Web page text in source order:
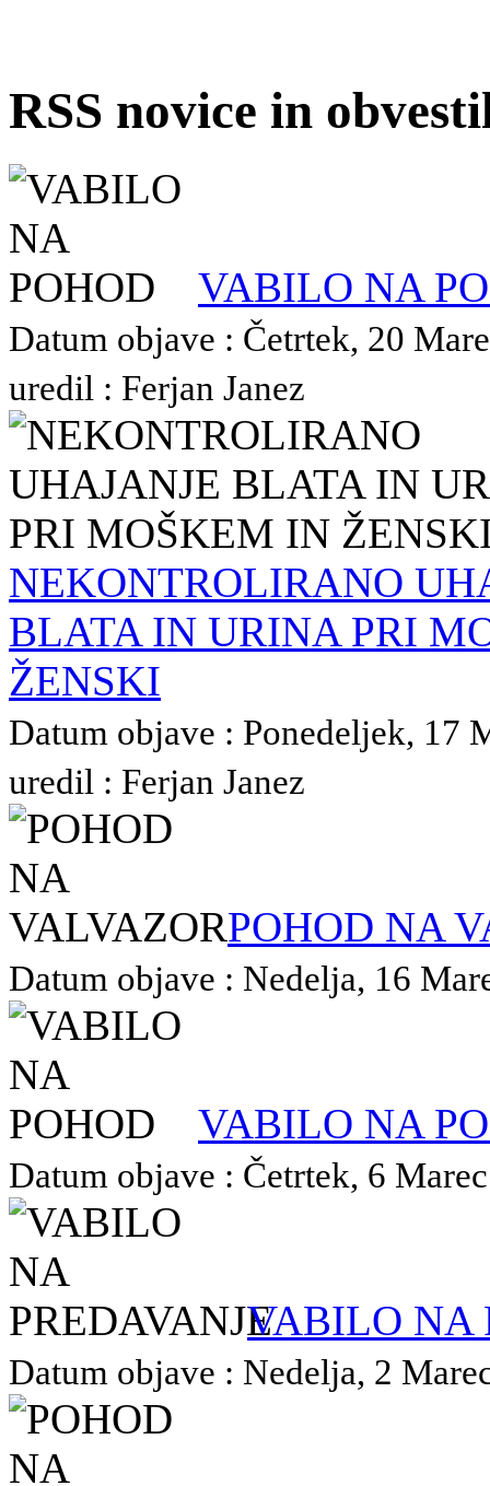
RSS novice in
VABILO NA
Datum objave : Četrtek, 20
uredil : Ferjan Janez
NEKONTROLIRANO
BLATA IN URINA PRI
ŽENSKI
Datum objave : Ponedeljek, 17
uredil : Ferjan Janez
POHOD NA
Datum objave : Nedelja, 16
VABILO NA
Datum objave : Četrtek, 6
VABILO NA
Datum objave : Nedelja, 2